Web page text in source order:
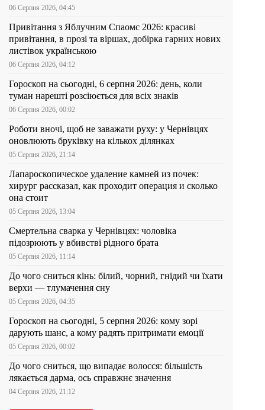
06 Серпня 2026, 04:45
Привітання з Яблучним Спаомс 2026: красиві
привітання, в прозі та віршах, добірка гарних нових
листівок українською
06 Серпня 2026, 04:12
Гороскоп на сьогодні, 6 серпня 2026: день, коли
туман нарешті розсіюється для всіх знаків
06 Серпня 2026, 00:02
Роботи вночі, щоб не заважати руху: у Чернівцях
оновлюють бруківку на кількох ділянках
05 Серпня 2026, 21:14
Лапароскопическое удаление камней из почек:
хирург рассказал, как проходит операция и сколько
она стоит
05 Серпня 2026, 13:04
Смертельна сварка у Чернівцях: чоловіка
підозрюють у вбивстві рідного брата
05 Серпня 2026, 11:14
До чого сниться кінь: білий, чорний, гнідий чи їхати
верхи — тлумачення сну
05 Серпня 2026, 04:35
Гороскоп на сьогодні, 5 серпня 2026: кому зорі
дарують шанс, а кому радять притримати емоції
05 Серпня 2026, 00:02
До чого сниться, що випадає волосся: більшість
лякається дарма, ось справжнє значення
04 Серпня 2026, 21:12